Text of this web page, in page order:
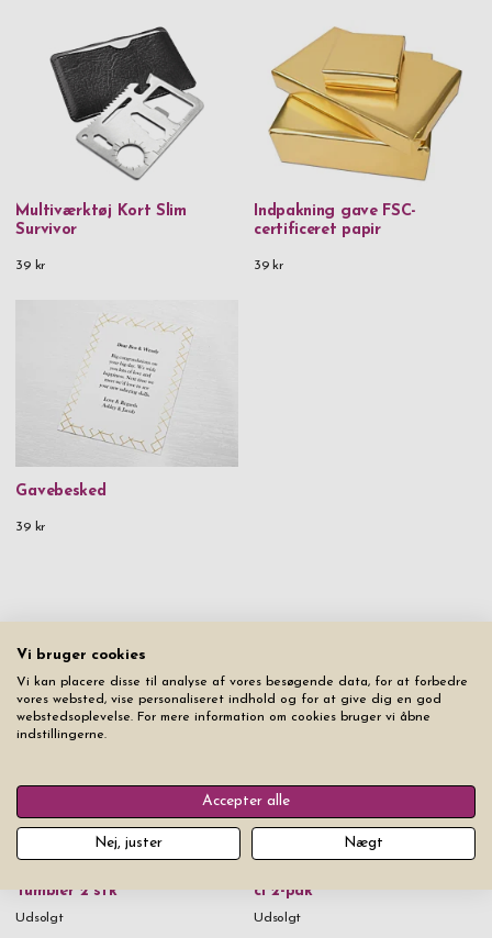
Multiværktøj Kort Slim
Survivor
39 kr
Indpakning gave FSC-
certificeret papir
39 kr
Gavebesked
39 kr
Fra det samme produktsortiment
Tumbler 2 stk
Udsolgt
cl 2-pak
Udsolgt
Vi bruger cookies
Vi kan placere disse til analyse af vores besøgende data, for at forbedre
vores websted, vise personaliseret indhold og for at give dig en god
webstedsoplevelse. For mere information om cookies bruger vi åbne
indstillingerne.
Accepter alle
Nej, juster Nægt